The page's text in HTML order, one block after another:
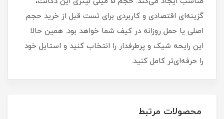
گزینه‌ای اقتصادی و کاربردی برای تست قبل از خرید حجم
اصلی یا حمل روزانه در کیف شما خواهد بود. همین حالا
این رایحه شیک و پرطرفدار را انتخاب کنید و استایل خود
را حرفه‌ای‌تر کامل کنید.
محصولات مرتبط